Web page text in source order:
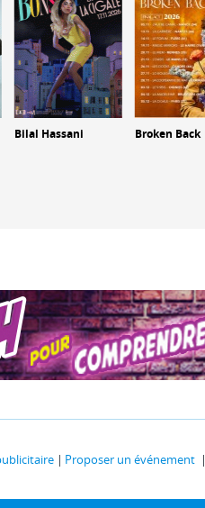
Bilal Hassani
Broken Back
Proposer un événement